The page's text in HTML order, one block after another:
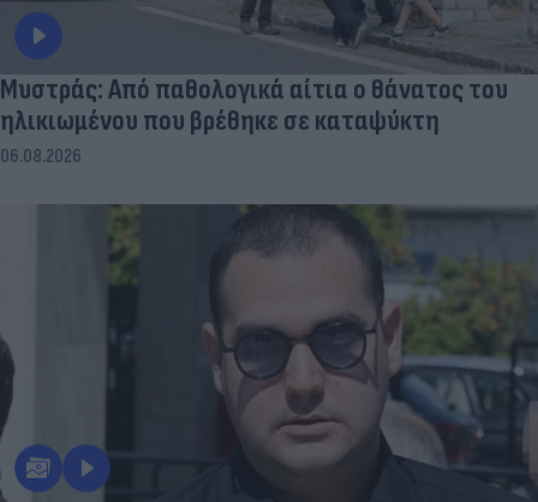
Μυστράς: Από παθολογικά αίτια ο θάνατος του
ηλικιωμένου που βρέθηκε σε καταψύκτη
06.08.2026